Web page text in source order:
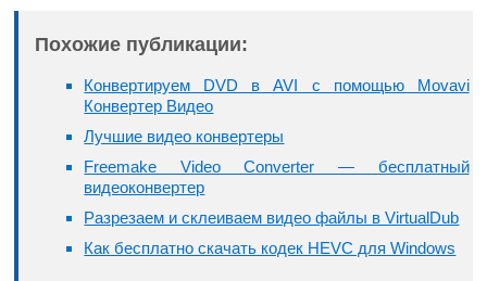
Похожие публикации:
Конвертируем DVD в AVI с помощью Movavi
Конвертер Видео
Лучшие видео конвертеры
Freemake Video Converter — бесплатный
видеоконвертер
Разрезаем и склеиваем видео файлы в VirtualDub
Как бесплатно скачать кодек HEVC для Windows